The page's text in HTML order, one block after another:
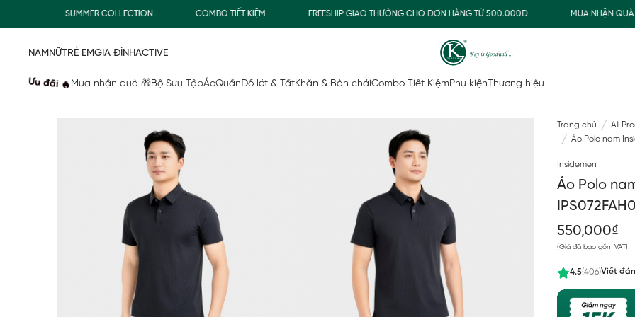
SUMMER COLLECTION COMBO TIẾT KIỆM FREESHIP GIAO THƯỜNG CHO ĐƠN HÀNG TỪ 500.000Đ MUA NHẬN QUÀ
NAMNỮTRẺ EMGIA ĐÌNHACTIVE
Ưu đãi 🔥 Mua nhận quà 🎁Bộ Sưu TậpÁoQuầnĐồ lót & TấtKhăn & Bàn chảiCombo Tiết KiệmPhụ kiện Thương hiệu
Trang chủ
All
Áo Polo nam
Insidemen
Áo Polo
IPS072FAH0
550,000₫
(Giá đã bao gồm VAT)
4.5(406)Viết